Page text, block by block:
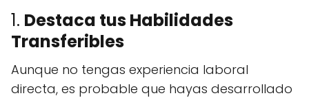
1. Destaca tus Habilidades
Transferibles
Aunque no tengas experiencia laboral
directa, es probable que hayas desarrollado